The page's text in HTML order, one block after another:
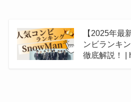
【2025年最
ンビランキ
徹底解説！ |